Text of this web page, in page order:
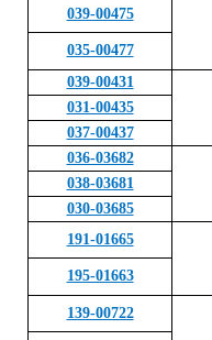
039-00475
035-00477
039-00431
031-00435
037-00437
036-03682
038-03681
030-03685
191-01665
195-01663
139-00722